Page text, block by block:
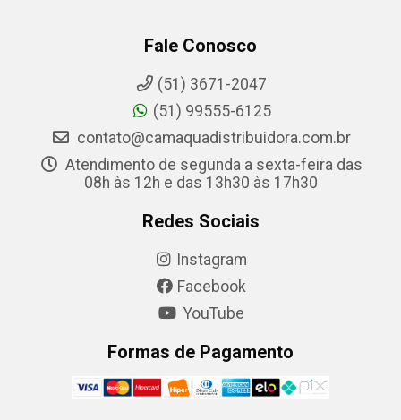
Fale Conosco
(51) 3671-2047
(51) 99555-6125
contato@camaquadistribuidora.com.br
Atendimento de segunda a sexta-feira das
08h às 12h e das 13h30 às 17h30
Redes Sociais
Instagram
Facebook
YouTube
Formas de Pagamento